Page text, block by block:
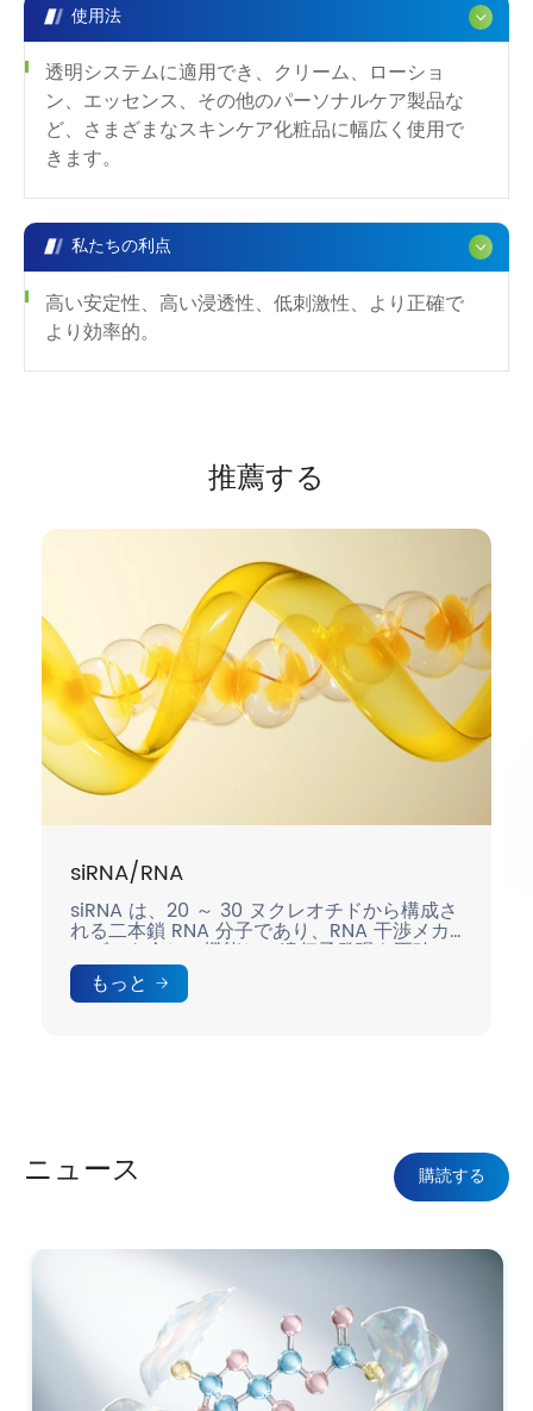
使用法
透明システムに適用でき、クリーム、ローショ
ン、エッセンス、その他のパーソナルケア製品な
ど、さまざまなスキンケア化粧品に幅広く使用で
きます。
私たちの利点
高い安定性、高い浸透性、低刺激性、より正確で
より効率的。
推薦する
siRNA/RNA
siRNA は、20 ～ 30 ヌクレオチドから構成さ
れる二本鎖 RNA 分子であり、RNA 干渉メカ
ニズムを介して機能し、遺伝子発現を正確に
制御します。
もっと
ニュース 購読する